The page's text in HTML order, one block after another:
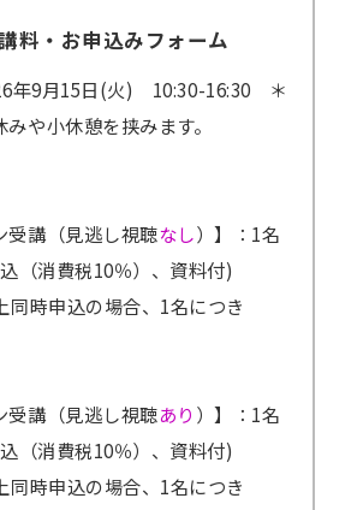
料・お申込みフォーム
年9月15日(火) 10:30-16:30 ＊
や小休憩を挟みます。
受講（見逃し視聴なし）】：1名
（消費税10％）、資料付)
同時申込の場合、1名につき
受講（見逃し視聴あり ）】：1名
（消費税10％）、資料付)
同時申込の場合、1名につき